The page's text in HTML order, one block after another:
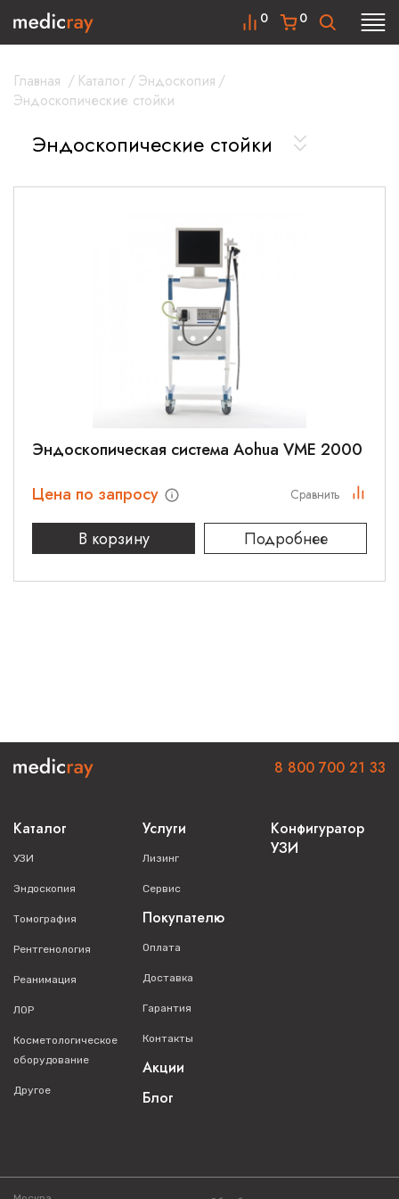
0
0
Главная / Каталог/Эндоскопия /
Эндоскопические стойки
Эндоскопические стойки
Эндоскопическая система Aohua VME 2000
Цена по запросу
В корзину
Подробнее
Сравнить
Каталог
УЗИ
Эндоскопия
Томография
Рентгенология
Реанимация
ЛОР
Косметологическое
оборудование
Другое
Услуги
Лизинг
Сервис
Покупателю
Оплата
Доставка
Гарантия
Контакты
Акции
Блог
Конфигуратор
УЗИ
8 800 700 21 33